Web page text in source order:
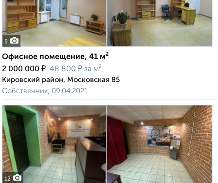
5
Офисное помещение, 41 м²
2 000 000 ₽ 48 800 ₽ за м²
Кировский район, Московская 85
Собственник, 09.04.2021
12